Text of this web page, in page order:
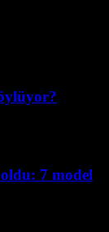
7 model